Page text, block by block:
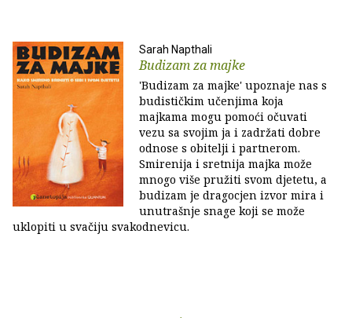
Sarah Napthali
Budizam za majke
'Budizam za majke' upoznaje nas s
budističkim učenjima koja
majkama mogu pomoći očuvati
vezu sa svojim ja i zadržati dobre
odnose s obitelji i partnerom.
Smirenija i sretnija majka može
mnogo više pružiti svom djetetu, a
budizam je dragocjen izvor mira i
unutrašnje snage koji se može
uklopiti u svačiju svakodnevicu.